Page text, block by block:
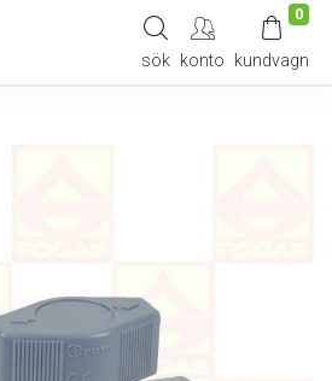
sök konto
0
kundvagn